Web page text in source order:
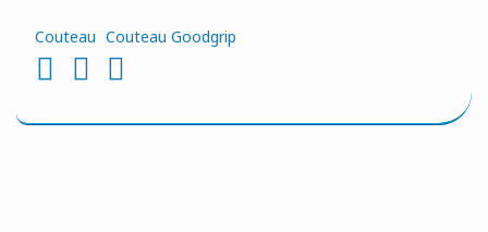
Couteau Couteau Goodgrip